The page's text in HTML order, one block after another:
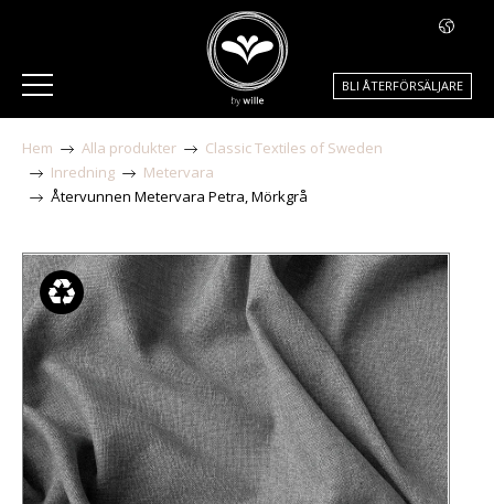
BLI ÅTERFÖRSÄLJARE
Hem Alla produkter
Classic Textiles of Sweden
Inredning
Metervara
Återvunnen Metervara Petra, Mörkgrå